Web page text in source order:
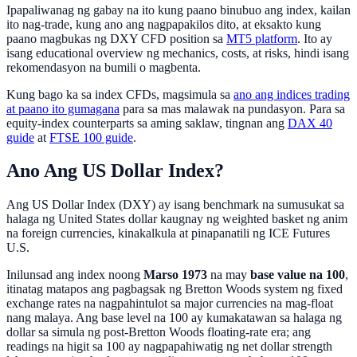
Ipapaliwanag ng gabay na ito kung paano binubuo ang index, kailan
ito nag-trade, kung ano ang nagpapakilos dito, at eksakto kung
paano magbukas ng DXY CFD position sa MT5 platform. Ito ay
isang educational overview ng mechanics, costs, at risks, hindi isang
rekomendasyon na bumili o magbenta.
Kung bago ka sa index CFDs, magsimula sa ano ang indices trading
at paano ito gumagana para sa mas malawak na pundasyon. Para sa
equity-index counterparts sa aming saklaw, tingnan ang DAX 40
guide at FTSE 100 guide.
Ano Ang US Dollar Index?
Ang US Dollar Index (DXY) ay isang benchmark na sumusukat sa
halaga ng United States dollar kaugnay ng weighted basket ng anim
na foreign currencies, kinakalkula at pinapanatili ng ICE Futures
U.S.
Inilunsad ang index noong Marso 1973 na may base value na 100,
itinatag matapos ang pagbagsak ng Bretton Woods system ng fixed
exchange rates na nagpahintulot sa major currencies na mag-float
nang malaya. Ang base level na 100 ay kumakatawan sa halaga ng
dollar sa simula ng post-Bretton Woods floating-rate era; ang
readings na higit sa 100 ay nagpapahiwatig ng net dollar strength